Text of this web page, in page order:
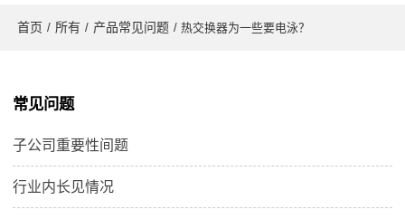
首页 / 所有 / 产品常见问题 / 热交换器为一些要电泳？
常见问题
子公司重要性间题
行业内长见情况